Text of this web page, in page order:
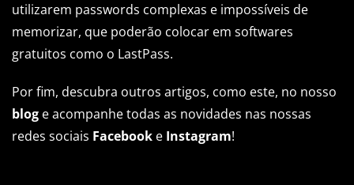
utilizarem passwords complexas e impossíveis de
memorizar, que poderão colocar em softwares
gratuitos como o LastPass.
Por fim, descubra outros artigos, como este, no nosso
blog e acompanhe todas as novidades nas nossas
redes sociais Facebook e Instagram!